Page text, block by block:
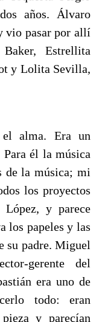
años. Álvaro
vio pasar por allí
Estrellita
y Lolita Sevilla,
el alma. Era un
él la música
de la música; mi
los proyectos
López, y parece
los papeles y las
su padre. Miguel
gerente del
era uno de
todo: eran
y parecían